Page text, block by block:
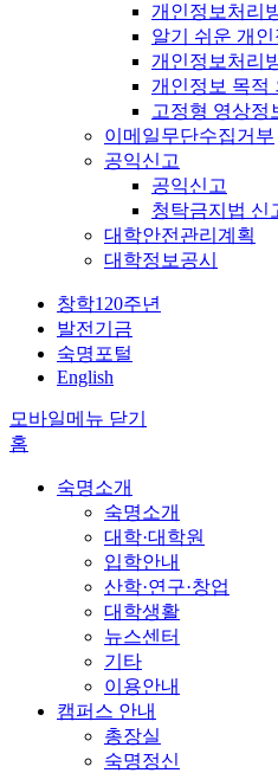
개인정보처리
알기 쉬운 개
개인정보처리
개인정보 목적
고정형 영상정
이메일무단수집거부
공익신고
공익신고
청탁금지법 신
대학안전관리계획
대학정보공시
창학120주년
발전기금
숙명포털
English
모바일메뉴 닫기
홈
숙명소개
숙명소개
대학·대학원
입학안내
산학·연구·창업
대학생활
뉴스센터
기타
이용안내
캠퍼스 안내
총장실
숙명정신